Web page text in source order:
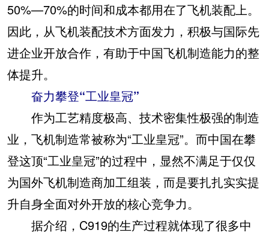
50%—70%的时间和成本都用在了飞机装配上。
因此，从飞机装配技术方面发力，积极与国际先
进企业开放合作，有助于中国飞机制造能力的整
体提升。
奋力攀登“工业皇冠”
作为工艺精度极高、技术密集性极强的制造
业，飞机制造常被称为“工业皇冠”。而中国在攀
登这顶“工业皇冠”的过程中，显然不满足于仅仅
为国外飞机制造商加工组装，而是要扎扎实实提
升自身全面对外开放的核心竞争力。
据介绍，C919的生产过程就体现了很多中